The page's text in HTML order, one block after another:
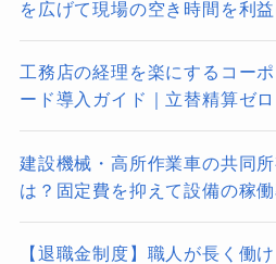
を広げて現場の空き時間を利
工務店の経理を楽にするコー
ード導入ガイド｜立替精算ゼ
建設機械・高所作業車の共同
は？固定費を抑えて設備の稼
【退職金制度】職人が長く働